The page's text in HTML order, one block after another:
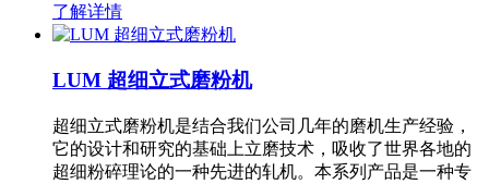
了解详情
LUM 超细立式磨粉机
超细立式磨粉机是结合我们公司几年的磨机生产经验，
它的设计和研究的基础上立磨技术，吸收了世界各地的
超细粉碎理论的一种先进的轧机。本系列产品是一种专